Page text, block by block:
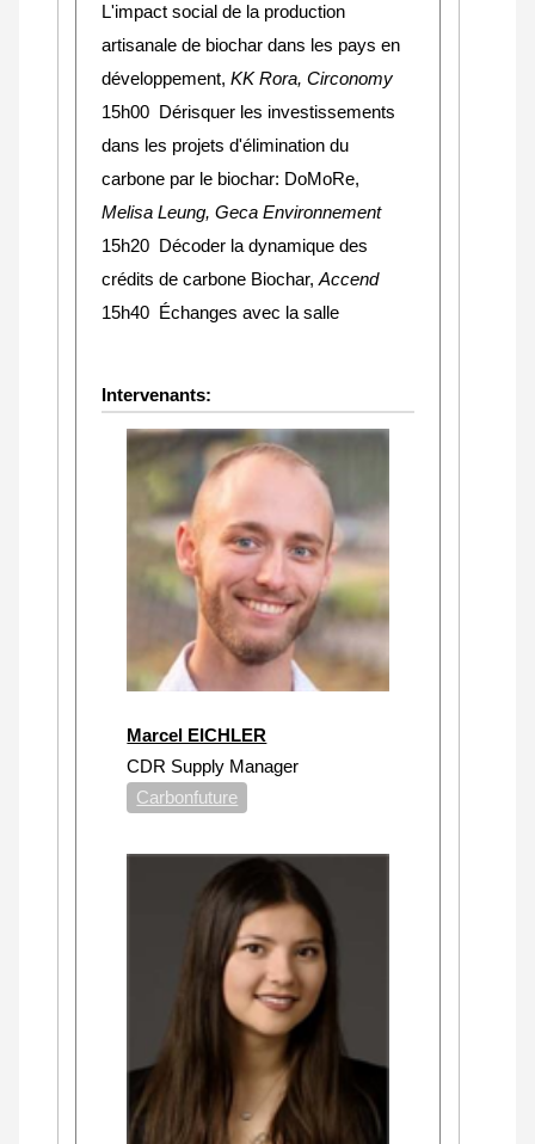
L'impact social de la production
artisanale de biochar dans les pays en
développement,KK Rora, Circonomy
15h00 Dérisquer les investissements
dans les projets d'élimination du
carbone par le biochar: DoMoRe,
Melisa Leung, Geca Environnement
15h20 Décoder la dynamique des
crédits de carbone Biochar,Accend
15h40 Échanges avec la salle
Intervenants:
Marcel EICHLER
CDR Supply Manager
Carbonfuture